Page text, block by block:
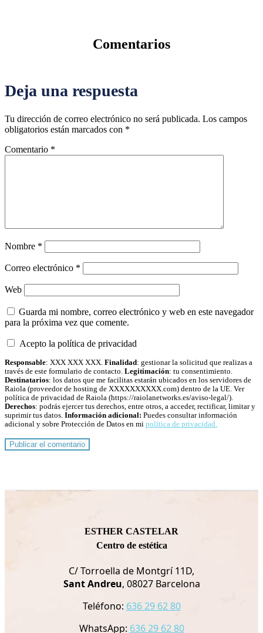
Comentarios
Deja una respuesta
Tu dirección de correo electrónico no será publicada. Los campos
obligatorios están marcados con *
Comentario *
Nombre *
Correo electrónico *
Web
Guarda mi nombre, correo electrónico y web en este navegador
para la próxima vez que comente.
Acepto la política de privacidad
Responsable: XXX XXX XXX. Finalidad: gestionar la solicitud que realizas a
través de este formulario de contacto. Legitimación: tu consentimiento.
Destinatarios: los datos que me facilitas estarán ubicados en los servidores de
Raiola (proveedor de hosting de XXXXXXXXXX.com) dentro de la UE. Ver
política de privacidad de Raiola (https://raiolanetworks.es/aviso-legal/).
Derechos: podrás ejercer tus derechos, entre otros, a acceder, rectificar, limitar y
suprimir tus datos. Información adicional: Puedes consultar información
adicional y sobre Protección de Datos en mi política de privacidad.
ESTHER CASTELAR
Centro de estética
C/ Torroella de Montgrí 11D,
Sant Andreu, 08027 Barcelona
Teléfono: 636 29 62 80
WhatsApp: 636 29 62 80